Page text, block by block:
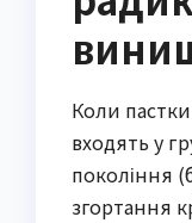
Коли
входять у
покоління
згортання